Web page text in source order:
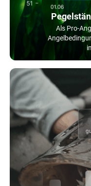
Als Pro-